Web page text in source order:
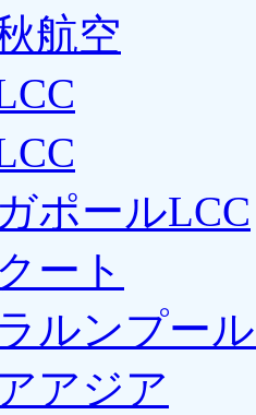
航空
ポールLCC
ート
ルンプー
アジア